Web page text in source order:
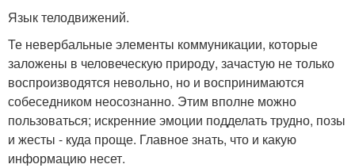
Язык телодвижений.
Те невербальные элементы коммуникации, которые
заложены в человеческую природу, зачастую не только
воспроизводятся невольно, но и воспринимаются
собеседником неосознанно. Этим вполне можно
пользоваться; искренние эмоции подделать трудно, позы
и жесты - куда проще. Главное знать, что и какую
информацию несет.